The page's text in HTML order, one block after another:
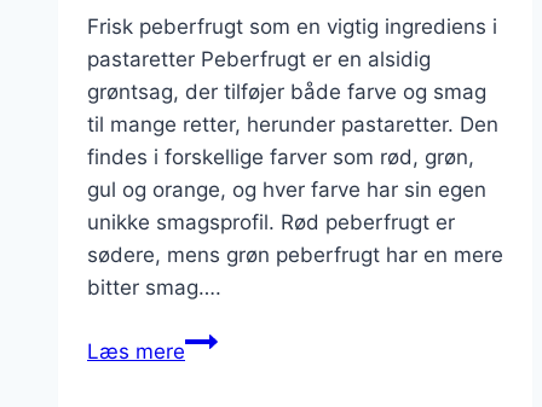
Frisk peberfrugt som en vigtig ingrediens i
pastaretter Peberfrugt er en alsidig
grøntsag, der tilføjer både farve og smag
til mange retter, herunder pastaretter. Den
findes i forskellige farver som rød, grøn,
gul og orange, og hver farve har sin egen
unikke smagsprofil. Rød peberfrugt er
sødere, mens grøn peberfrugt har en mere
bitter smag….
Læs merePastaretter